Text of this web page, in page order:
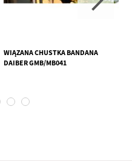
WIĄZANA CHUSTKA BANDANA
DAIBER GMB/MB041